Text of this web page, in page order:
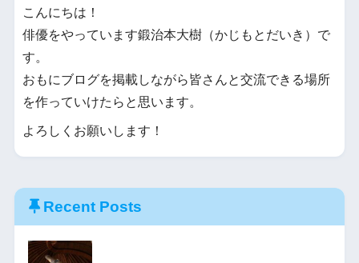
こんにちは！
俳優をやっています鍛治本大樹（かじもとだいき）で
す。
おもにブログを掲載しながら皆さんと交流できる場所
を作っていけたらと思います。
よろしくお願いします！
Recent Posts